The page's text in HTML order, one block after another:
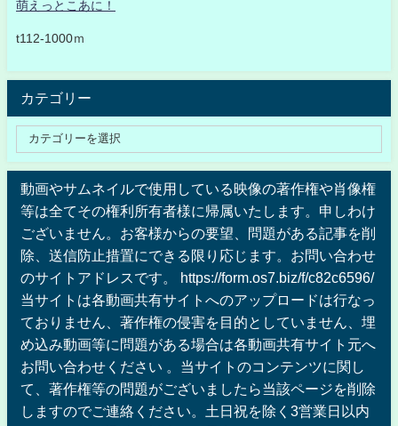
萌えっとこあに！
t112-1000ｍ
カテゴリー
動画やサムネイルで使用している映像の著作権や肖像権
等は全てその権利所有者様に帰属いたします。申しわけ
ございません。お客様からの要望、問題がある記事を削
除、送信防止措置にできる限り応じます。お問い合わせ
のサイトアドレスです。 https://form.os7.biz/f/c82c6596/
当サイトは各動画共有サイトへのアップロードは行なっ
ておりません、著作権の侵害を目的としていません、埋
め込み動画等に問題がある場合は各動画共有サイト元へ
お問い合わせください 。当サイトのコンテンツに関し
て、著作権等の問題がございましたら当該ページを削除
しますのでご連絡ください。土日祝を除く3営業日以内